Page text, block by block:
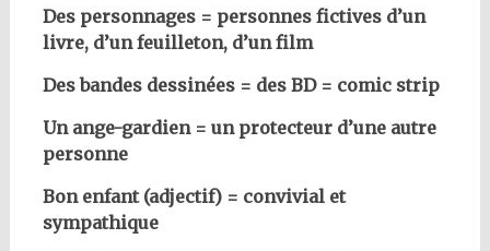
Des personnages = personnes fictives d’un
livre, d’un feuilleton, d’un film
Des bandes dessinées = des BD = comic strip
Un ange-gardien = un protecteur d’une autre
personne
Bon enfant (adjectif) = convivial et
sympathique